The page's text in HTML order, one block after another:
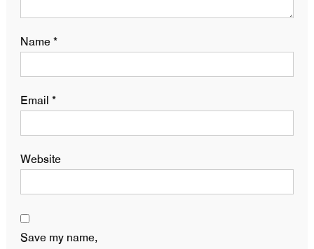
Name*
Email *
Website
Save my name,